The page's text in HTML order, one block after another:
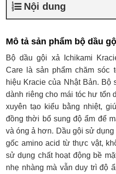
Nội dung
Mô tả sản phẩm bộ dầu
Bộ dầu gội xả Ichikami
Care là sản phẩm chăm sóc
hiệu Kracie của Nhật Bản.
dành riêng cho mái tóc hư tổn
xuyên tạo kiểu bằng nhiệt,
đồng thời bổ sung độ ẩm để
và óng ả hơn. Dầu gội sử
gốc amino acid từ thực vật,
sử dụng chất hoạt động bề
nhẹ nhàng mà vẫn duy trì độ